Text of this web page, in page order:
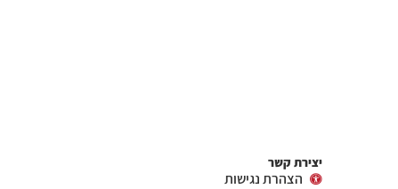
יצירת קשר
הצהרת נגישות